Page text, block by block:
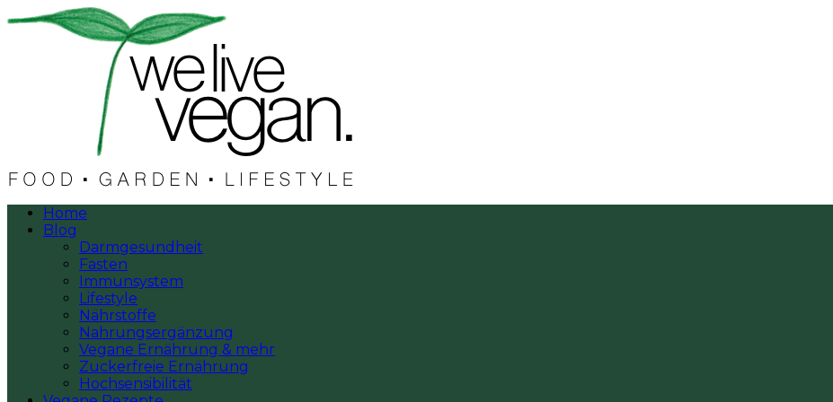
Home
Blog
Darmgesundheit
Fasten
Immunsystem
Lifestyle
Nährstoffe
Nahrungsergänzung
Vegane Ernährung & mehr
Zuckerfreie Ernährung
Hochsensibilität